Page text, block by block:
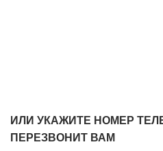
ИЛИ УКАЖИТЕ НОМЕР
ПЕРЕЗВОНИТ ВАМ